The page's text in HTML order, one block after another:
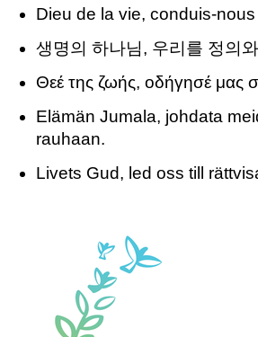
Dieu de la vie, conduis-
생명의 하나님, 우리를 정의
Θεέ της ζωής, οδήγησέ μας
Elämän Jumala, johdata
rauhaan.
Livets Gud, led oss till